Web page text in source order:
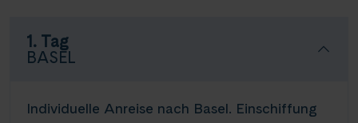
1. Tag
BASEL
Individuelle Anreise nach Basel. Einschiffung